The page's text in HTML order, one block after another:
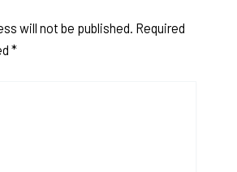
will not be published. Required
*